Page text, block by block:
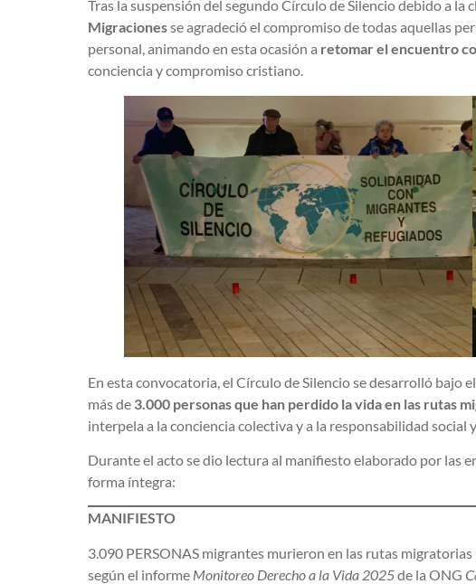
Tras la suspensión del segundo Círculo de Silencio debido a la
Migracionesse agradeció el compromiso de todas aquellas
personal, animando en esta ocasión a retomar el encuentro
conciencia y compromiso cristiano.
En esta convocatoria, el Círculo de Silencio se desarrolló bajo
más de 3.000 personas que han perdido la vida en las rutas
interpela a la conciencia colectiva y a la responsabilidad social
Durante el acto se dio lectura al manifiesto elaborado por las
forma íntegra:
MANIFIESTO
3.090 PERSONAS migrantes murieron en las rutas
según el informe Monitoreo Derecho a la Vida 2025de la ONG